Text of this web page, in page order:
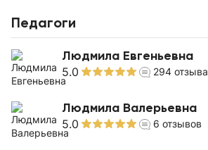
Педагоги
Людмила Евгеньевна
5.0 294 отзыва
Людмила Валерьевна
5.0 6 отзывов